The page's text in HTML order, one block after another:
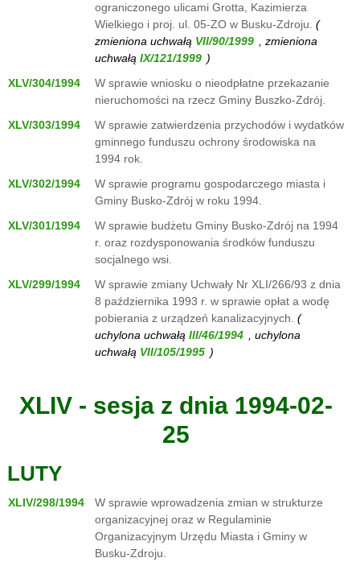
ograniczonego ulicami Grotta, Kazimierza
Wielkiego i proj. ul. 05-ZO w Busku-Zdroju. (
zmieniona uchwałą
, zmieniona
uchwałą
)
XLV/304/1994
W sprawie wniosku o nieodpłatne przekazanie
nieruchomości na rzecz Gminy Buszko-Zdrój.
XLV/303/1994
W sprawie zatwierdzenia przychodów i wydatków
gminnego funduszu ochrony środowiska na
1994 rok.
XLV/302/1994
W sprawie programu gospodarczego miasta i
Gminy Busko-Zdrój w roku 1994.
XLV/301/1994
W sprawie budżetu Gminy Busko-Zdrój na 1994
r. oraz rozdysponowania środków funduszu
socjalnego wsi.
XLV/299/1994
W sprawie zmiany Uchwały Nr XLI/266/93 z dnia
8 października 1993 r. w sprawie opłat a wodę
pobierania z urządzeń kanalizacyjnych. (
uchylona uchwałą
, uchylona
uchwałą
)
XLIV - sesja z dnia 1994-02-
25
LUTY
XLIV/298/1994
W sprawie wprowadzenia zmian w strukturze
organizacyjnej oraz w Regulaminie
Organizacyjnym Urzędu Miasta i Gminy w
Busku-Zdroju.